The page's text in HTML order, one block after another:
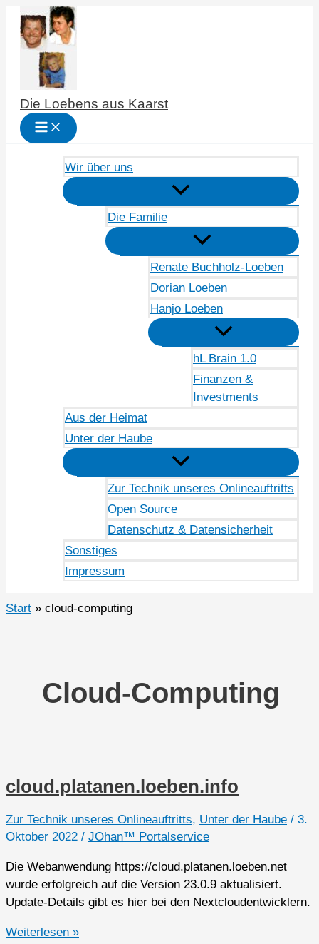
Zum
Inhalt
springen
Die Loebens aus Kaarst
Wir über uns
Die Familie
Renate Buchholz-Loeben
Dorian Loeben
Hanjo Loeben
hL Brain 1.0
Finanzen &
Investments
Aus der Heimat
Unter der Haube
Zur Technik unseres Onlineauftritts
Open Source
Datenschutz & Datensicherheit
Sonstiges
Impressum
Start cloud-computing
Cloud-Computing
cloud.platanen.loeben.info
Zur Technik unseres Onlineauftritts, Unter der Haube / 3.
Oktober 2022 / JOhan™ Portalservice
Die Webanwendung https://cloud.platanen.loeben.net
wurde erfolgreich auf die Version 23.0.9 aktualisiert.
Update-Details gibt es hier bei den Nextcloudentwicklern.
cloud.platanen.loeben.info
Weiterlesen »